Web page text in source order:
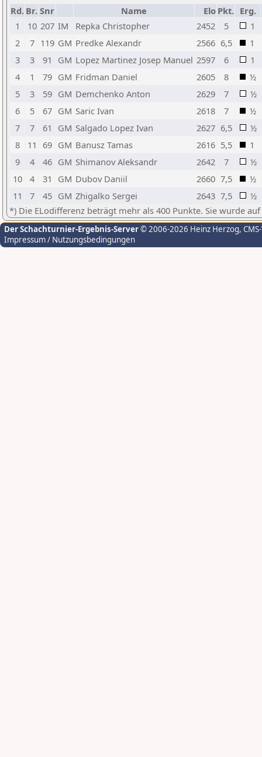
Rd. Br. Snr Name Elo Pkt. Erg.
1
10 207 IM Repka Christopher 2452 5
1
2
7 119 GM Predke Alexandr 2566 6,5
1
3
3 91 GM Lopez Martinez Josep Manuel 2597 6
1
4
1 79 GM Fridman Daniel 2605 8
½
5
3 59 GM Demchenko Anton 2629 7
½
6
5 67 GM Saric Ivan 2618 7
½
7
7 61 GM Salgado Lopez Ivan 2627 6,5
½
8
11 69 GM Banusz Tamas 2616 5,5
1
9
4 46 GM Shimanov Aleksandr 2642 7
½
10
4 31 GM Dubov Daniil 2660 7,5
½
11
7 45 GM Zhigalko Sergei 2643 7,5
½
*) Die ELodifferenz beträgt mehr als 400 Punkte. Sie wurde
Der Schachturnier-Ergebnis-Server© 2006-2026 Heinz Herzog,
Impressum / Nutzungsbedingungen